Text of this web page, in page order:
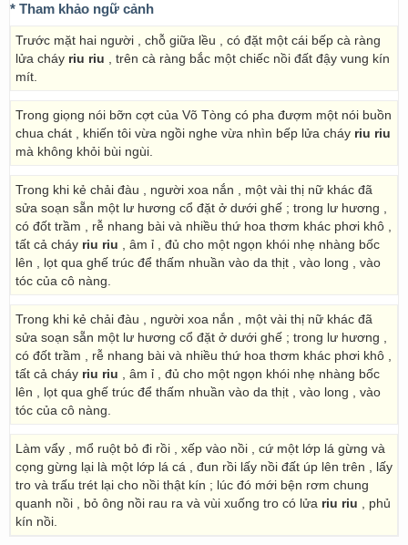
* Tham khảo ngữ cảnh
Trước mặt hai người , chỗ giữa lều , có đặt một cái bếp cà ràng
lửa cháy riu riu , trên cà ràng bắc một chiếc nồi đất đậy vung kín
mít.
Trong giọng nói bỡn cợt của Võ Tòng có pha đượm một nói buồn
chua chát , khiến tôi vừa ngồi nghe vừa nhìn bếp lửa cháy riu riu
mà không khỏi bùi ngùi.
Trong khi kẻ chải đàu , người xoa nắn , một vài thị nữ khác đã
sửa soạn sẵn một lư hương cổ đặt ở dưới ghế ; trong lư hương ,
có đốt trầm , rễ nhang bài và nhiều thứ hoa thơm khác phơi khô ,
tất cả cháy riu riu , âm ỉ , đủ cho một ngọn khói nhẹ nhàng bốc
lên , lọt qua ghế trúc để thấm nhuần vào da thịt , vào long , vào
tóc của cô nàng.
Trong khi kẻ chải đàu , người xoa nắn , một vài thị nữ khác đã
sửa soạn sẵn một lư hương cổ đặt ở dưới ghế ; trong lư hương ,
có đốt trầm , rễ nhang bài và nhiều thứ hoa thơm khác phơi khô ,
tất cả cháy riu riu , âm ỉ , đủ cho một ngọn khói nhẹ nhàng bốc
lên , lọt qua ghế trúc để thấm nhuần vào da thịt , vào long , vào
tóc của cô nàng.
Làm vẩy , mổ ruột bỏ đi rồi , xếp vào nồi , cứ một lớp lá gừng và
cọng gừng lại là một lớp lá cá , đun rồi lấy nồi đất úp lên trên , lấy
tro và trấu trét lại cho nồi thật kín ; lúc đó mới bện rơm chung
quanh nồi , bỏ ông nồi rau ra và vùi xuống tro có lửa riu riu , phủ
kín nồi.